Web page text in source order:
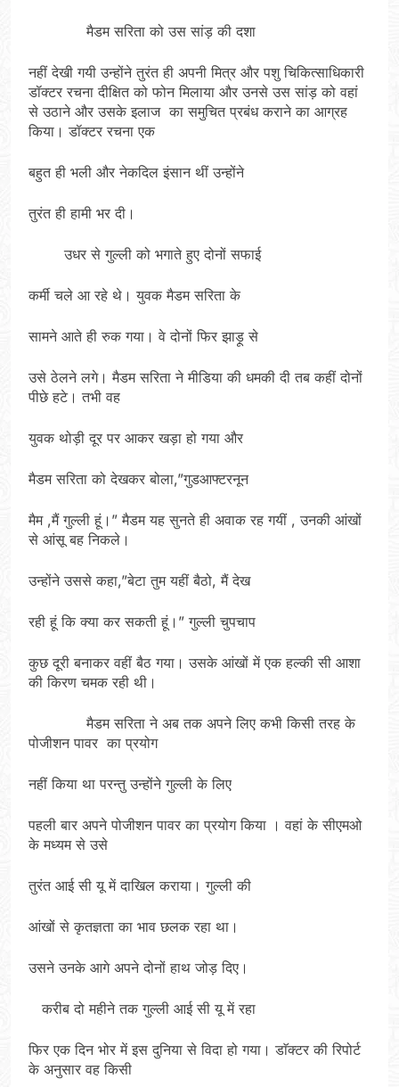
मैडम सरिता को उस सांड़ की दशा
नहीं देखी गयी उन्होंने तुरंत ही अपनी मित्र और पशु चिकित्साधिकारी
डॉक्टर रचना दीक्षित को फोन मिलाया और उनसे उस सांड़ को वहां
से उठाने और उसके इलाज का समुचित प्रबंध कराने का आग्रह
किया। डॉक्टर रचना एक
बहुत ही भली और नेकदिल इंसान थीं उन्होंने
तुरंत ही हामी भर दी।
उधर से गुल्ली को भगाते हुए दोनों सफाई
कर्मी चले आ रहे थे। युवक मैडम सरिता के
सामने आते ही रुक गया। वे दोनों फिर झाड़ू से
उसे ठेलने लगे। मैडम सरिता ने मीडिया की धमकी दी तब कहीं दोनों
पीछे हटे। तभी वह
युवक थोड़ी दूर पर आकर खड़ा हो गया और
मैडम सरिता को देखकर बोला,”गुडआफ्टरनून
मैम ,मैं गुल्ली हूं।” मैडम यह सुनते ही अवाक रह गयीं , उनकी आंखों
से आंसू बह निकले।
उन्होंने उससे कहा,”बेटा तुम यहीं बैठो, मैं देख
रही हूं कि क्या कर सकती हूं।” गुल्ली चुपचाप
कुछ दूरी बनाकर वहीं बैठ गया। उसके आंखों में एक हल्की सी आशा
की किरण चमक रही थी।
मैडम सरिता ने अब तक अपने लिए कभी किसी तरह के
पोजीशन पावर का प्रयोग
नहीं किया था परन्तु उन्होंने गुल्ली के लिए
पहली बार अपने पोजीशन पावर का प्रयोग किया । वहां के सीएमओ
के मध्यम से उसे
तुरंत आई सी यू में दाखिल कराया। गुल्ली की
आंखों से कृतज्ञता का भाव छलक रहा था।
उसने उनके आगे अपने दोनों हाथ जोड़ दिए।
करीब दो महीने तक गुल्ली आई सी यू में रहा
फिर एक दिन भोर में इस दुनिया से विदा हो गया। डाॅक्टर की रिपोर्ट
के अनुसार वह किसी